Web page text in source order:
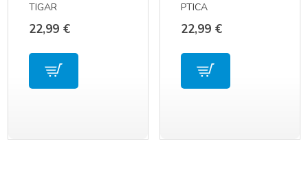
TIGAR
22,99 €
PTICA
22,99 €